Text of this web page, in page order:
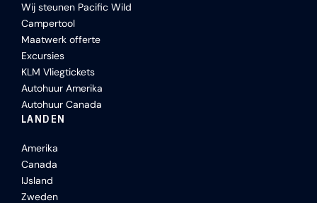
Wij steunen Pacific Wild
Campertool
Maatwerk offerte
Excursies
KLM Vliegtickets
Autohuur Amerika
Autohuur Canada
LANDEN
Amerika
Canada
IJsland
Zweden